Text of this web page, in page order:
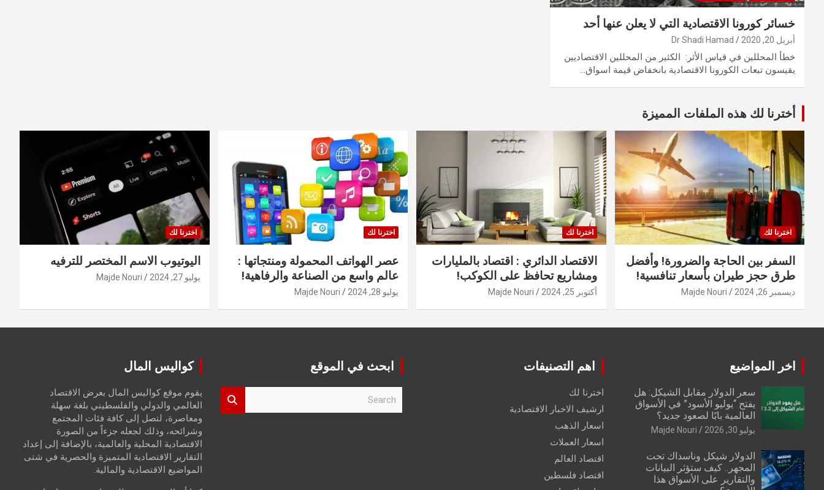
خسائر كورونا الاقتصادية التي لا يعلن عنها أحد
أبريل 20, 2020 Dr Shadi Hamad
خطأ المحللين في قياس الأثر: الكثير من المحللين الاقتصاديين
يقيسون تبعات الكورونا الاقتصادية بانخفاض قيمة اسواق…
أخترنا لك هذه الملفات المميزة
اخترنا لك
السفر بين الحاجة والضرورة! وأفضل
طرق حجز طيران بأسعار تنافسية!
ديسمبر 26, 2024 Majde Nouri
اخترنا لك
الاقتصاد الدائري : اقتصاد بالمليارات
ومشاريع تحافظ على الكوكب!
أكتوبر 25, 2024 Majde Nouri
اخترنا لك
عصر الهواتف المحمولة ومنتجاتها :
عالم واسع من الصناعة والرفاهية!
يوليو 28, 2024 Majde Nouri
اخترنا لك
اليوتيوب الاسم المختصر للترفيه
يوليو 27, 2024 Majde Nouri
اخر المواضيع
سعر الدولار مقابل الشيكل: هل
يفتح “يوليو الأسود” في الأسواق
العالمية بابًا لصعود جديد؟
يوليو 30, 2026 Majde Nouri
الدولار شيكل وناسداك تحت
المجهر.. كيف ستؤثر البيانات
والتقارير على الأسواق هذا
اهم التصنيفات
اخترنا لك
ارشيف الاخبار الاقتصادية
اسعار الذهب
اسعار العملات
اقتصاد العالم
اقتصاد فلسطين
ابحث في الموقع كواليس المال
يقوم موقع كواليس المال بعرض الاقتصاد
العالمي والدولي والفلسطيني بلغة سهلة
ومعاصرة، لتصل إلى كافة فئات المجتمع
وشرائحه، وذلك لجعله جزءاً من الصورة
الاقتصادية المحلية والعالمية، بالإضافة إلى إعداد
التقارير الاقتصادية المتميزة والحصرية في شتى
المواضيع الاقتصادية والمالية.